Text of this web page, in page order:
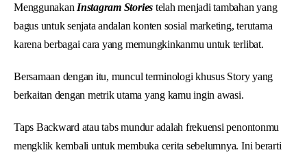
Menggunakan Instagram Stories telah menjadi tambahan yang
bagus untuk senjata andalan konten sosial marketing, terutama
karena berbagai cara yang memungkinkanmu untuk terlibat.
Bersamaan dengan itu, muncul terminologi khusus Story yang
berkaitan dengan metrik utama yang kamu ingin awasi.
Taps Backward atau tabs mundur adalah frekuensi penontonmu
mengklik kembali untuk membuka cerita sebelumnya. Ini berarti